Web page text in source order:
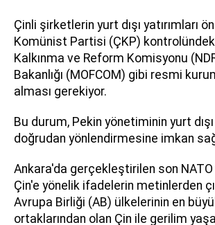
Çinli şirketlerin yurt dışı yatırımları
Komünist Partisi (ÇKP)
Kalkınma ve Reform Komisyonu
Bakanlığı (MOFCOM) gibi resmi
alması gerekiyor.
Bu durum, Pekin yönetiminin yurt
doğrudan yönlendirmesine imkan
Ankara'da gerçekleştirilen son NATO
Çin'e yönelik ifadelerin metinlerden
Avrupa Birliği (AB) ülkelerinin en
ortaklarından olan Çin ile gerilim